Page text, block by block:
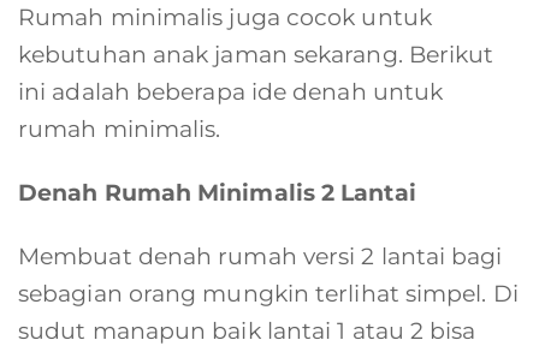
Rumah minimalis juga cocok untuk
kebutuhan anak jaman sekarang. Berikut
ini adalah beberapa ide denah untuk
rumah minimalis.
Denah Rumah Minimalis 2 Lantai
Membuat denah rumah versi 2 lantai bagi
sebagian orang mungkin terlihat simpel. Di
sudut manapun baik lantai 1 atau 2 bisa